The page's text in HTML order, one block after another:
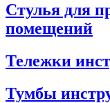
Стулья для
помещений
Тележки
Тумбы